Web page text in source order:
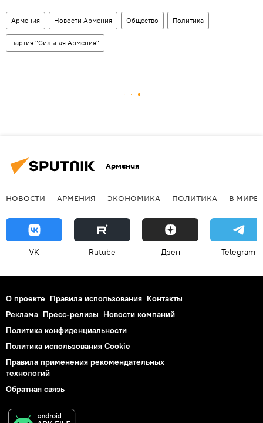
Армения Новости Армения Общество Политика
партия "Сильная Армения"
Армения
НОВОСТИ АРМЕНИЯ ЭКОНОМИКА ПОЛИТИКА В МИРЕ
VK Rutube Дзен Telegram
О проекте Правила использования Контакты
Реклама Пресс-релизы Новости компаний
Политика конфиденциальности
Политика использования Cookie
Правила применения рекомендательных
технологий
Обратная связь